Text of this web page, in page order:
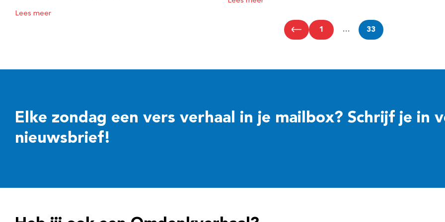
Lees meer
1 … 33
Elke zondag een vers verhaal in je mailbox? Schrijf je in
nieuwsbrief!